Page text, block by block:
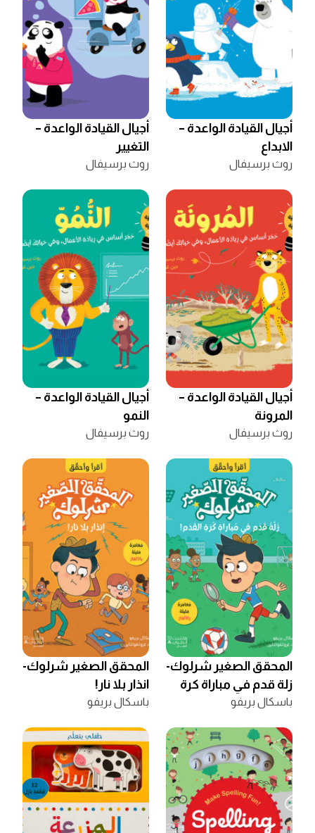
أجيال القيادة الواعدة –
الابداع
روث برسيفال
أجيال القيادة الواعدة –
التغيير
روث برسيفال
أجيال القيادة الواعدة –
المرونة
روث برسيفال
أجيال القيادة الواعدة –
النمو
روث برسيفال
المحقق الصغير شرلوك-
زلة قدم في مباراة كرة
القدم!
باسكال بريفو
المحقق الصغير شرلوك-
انذار بلا نار!
باسكال بريفو